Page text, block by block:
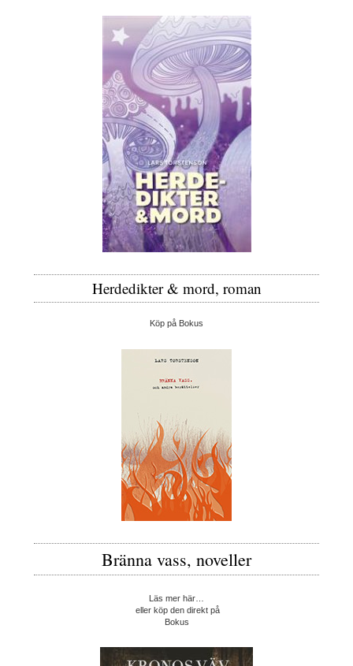
Herdedikter & mord, roman
Köp på Bokus
Bränna vass, noveller
Läs mer här…
eller köp den direkt på
Bokus